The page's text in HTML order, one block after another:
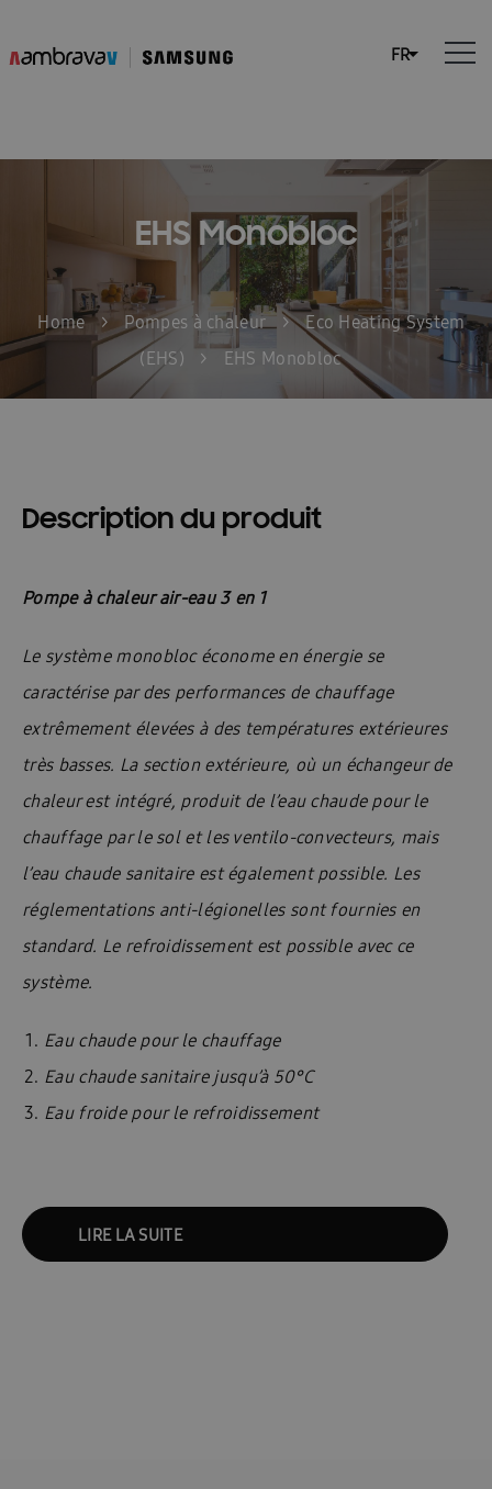
EHS Monobloc
Home > Pompes à chaleur > Eco Heating System
(EHS)
> EHS Monobloc
Description du produit
Pompe à chaleur air-eau 3 en 1
Le système monobloc économe en énergie se
caractérise par des performances de chauffage
extrêmement élevées à des températures extérieures
très basses. La section extérieure, où un échangeur de
chaleur est intégré, produit de l’eau chaude pour le
chauffage par le sol et les ventilo-convecteurs, mais
l’eau chaude sanitaire est également possible. Les
réglementations anti-légionelles sont fournies en
standard. Le refroidissement est possible avec ce
système.
Eau chaude pour le chauffage
Eau chaude sanitaire jusqu’à 50°C
Eau froide pour le refroidissement
LIRE LA SUITE